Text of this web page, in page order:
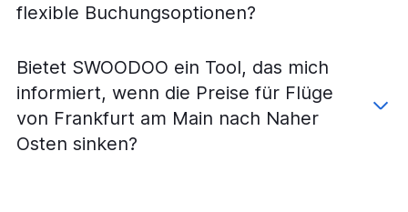
flexible Buchungsoptionen?
Bietet SWOODOO ein Tool, das mich
informiert, wenn die Preise für Flüge
von Frankfurt am Main nach Naher
Osten sinken?